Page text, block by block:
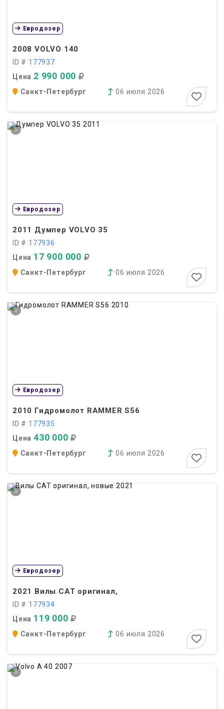
2008 VOLVO 140
ID # 177937
Цена 2 990 000
Евродозер
Санкт-Петербург 06 июля 2026
6
2011 Думпер VOLVO 35
ID # 177936
Цена 17 900 000
Евродозер
Санкт-Петербург 06 июля 2026
6
2010 Гидромолот RAMMER S56
ID # 177935
Цена 430 000
Евродозер
Санкт-Петербург 06 июля 2026
6
2021 Вилы CAT оригинал,
ID # 177934
Цена 119 000
Евродозер
Санкт-Петербург 06 июля 2026
6